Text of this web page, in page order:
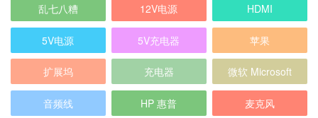
乱七八糟 12V电源 HDMI
5V电源 5V充电器 苹果
扩展坞 充电器 微软 Microsoft
音频线 HP 惠普 麦克风